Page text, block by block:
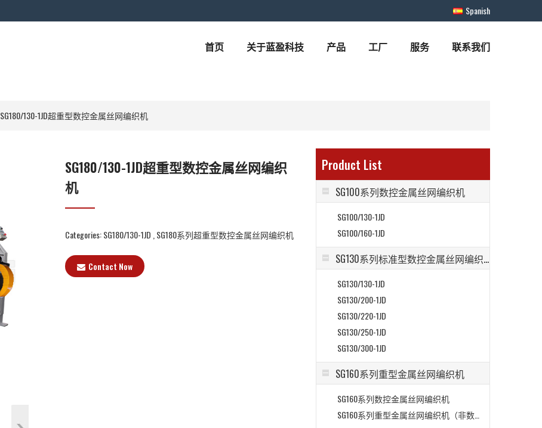
Spanish
首页 关于蓝盈科技 产品 工厂 服务 联系我们
SG180/130-1JD超重型数控金属丝网编织机
SG180/130-1JD超重型数控金属丝网编织
机
Categories:SG180/130-1JD SG180系列超重型数控金属丝网编织机
Contact Now
Product List
SG100系列数控金属丝网编织机
SG100/130-1JD
SG100/160-1JD
SG130系列标准型数控金属丝网编织机
SG130/130-1JD
SG130/200-1JD
SG130/220-1JD
SG130/250-1JD
SG130/300-1JD
SG160系列重型金属丝网编织机
SG160系列数控金属丝网编织机
SG160系列重型金属丝网编织机（非数控）